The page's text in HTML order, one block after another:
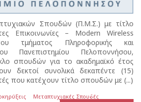
Σπουδών (Π.Μ.Σ.) με τίτλο
Επικοινωνίες – Modern Wireless
τμήματος Πληροφορικής και
Πανεπιστημίου Πελοποννήσου,
σπουδών για το ακαδημαϊκό έτος
δεκτοί συνολικά δεκαπέντε (15)
που κατέχουν τίτλο σπουδών με (...)
Μεταπτυχιακές Σπουδές